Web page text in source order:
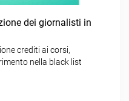
dei giornalisti in
crediti ai corsi,
nella black list